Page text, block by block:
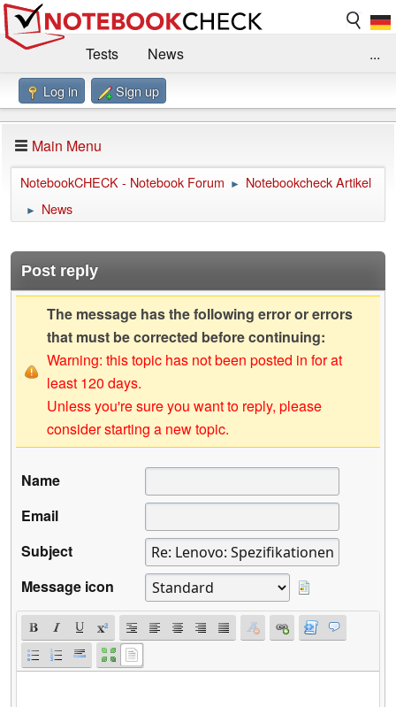
Tests
News
Benchmarks / Technik
Forum
Impressum
...
Log in Sign up
Main Menu
NotebookCHECK - Notebook Forum ► Notebookcheck Artikel
► News
Post reply
The message has the following error or errors
that must be corrected before continuing:
Warning: this topic has not been posted in for at
least 120 days.
Unless you're sure you want to reply, please
consider starting a new topic.
Name
Email
Subject
Message icon